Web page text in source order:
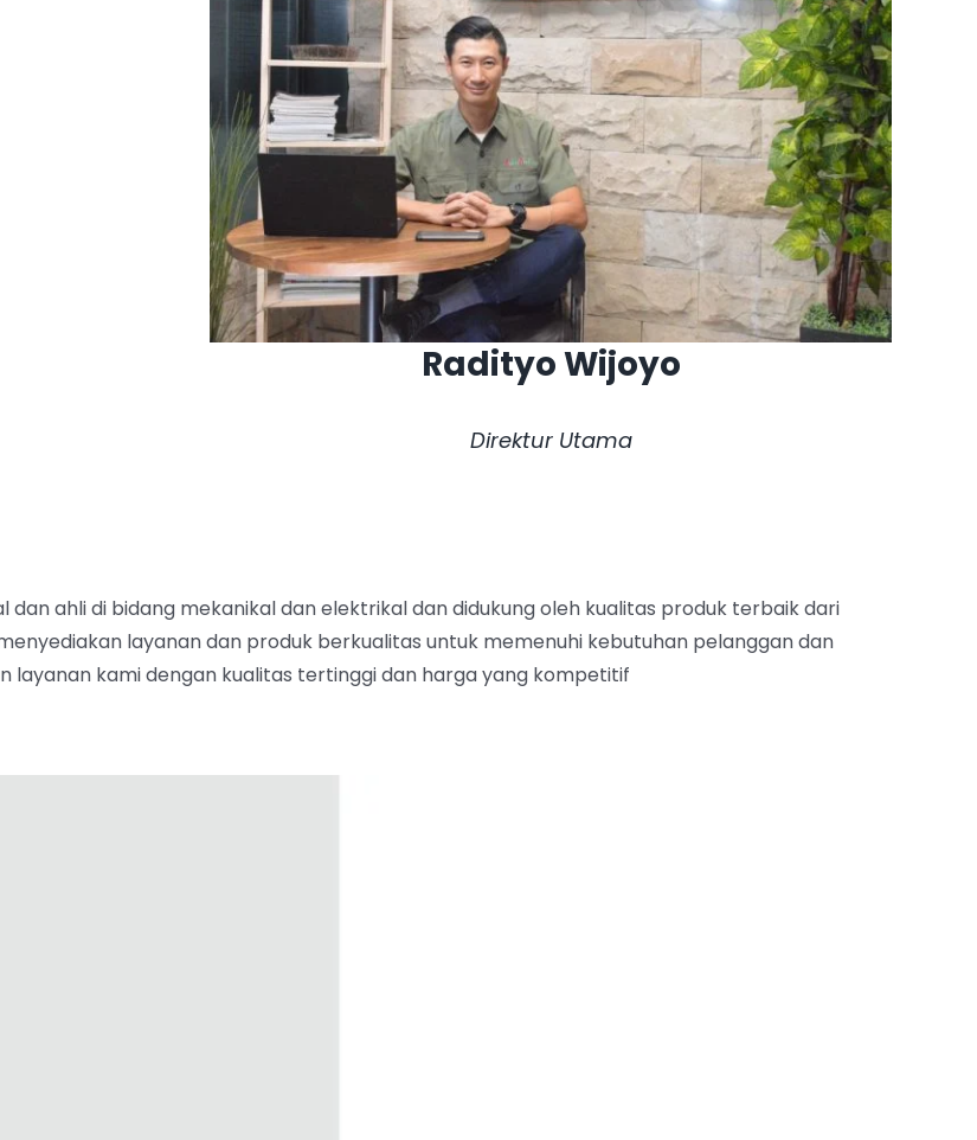
Radityo Wijoyo
Direktur Utama
dan ahli di bidang mekanikal danelektrikal dan didukung oleh kualitas produk terbaik dari
layanan dan produk berkualitas untuk memenuhi kebutuhan pelanggan dan
layanan kami dengan kualitas tertinggi dan harga yang kompetitif